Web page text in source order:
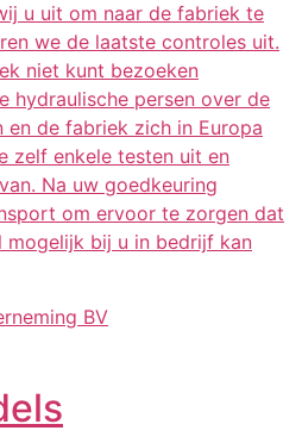
u uit om naar de fabriek te
we de laatste controles uit.
niet kunt bezoeken
hydraulische persen over de
en de fabriek zich in Europa
zelf enkele testen uit en
Na uw goedkeuring
om ervoor te zorgen dat
mogelijk bij u in bedrijf kan
BV